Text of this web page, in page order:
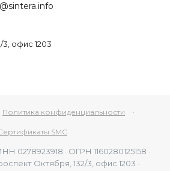
офис 1203
Политика конфиденциальности ·
SMC
0278923918 · ОГРН 1160280125158 ·
Октября, 132/3, офис 1203 ·